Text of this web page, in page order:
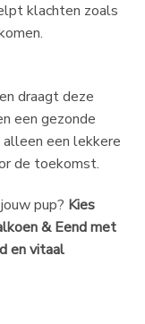
klachten zoals
draagt deze
een gezonde
een lekkere
de toekomst.
pup? Kies
& Eend met
en vitaal